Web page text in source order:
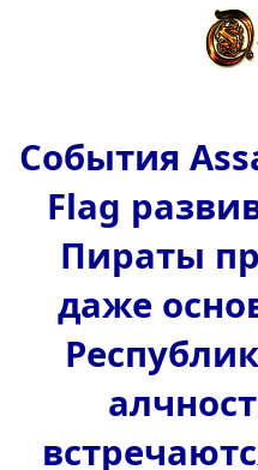
События
Flag
Пираты
даже